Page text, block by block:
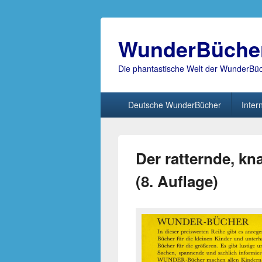
Die phantastische Welt der
Deutsche WunderBücher
Der ratternde,
(8. Auflage)